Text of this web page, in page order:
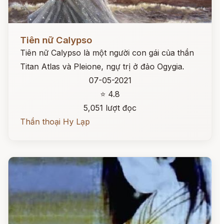
Tiên nữ Calypso
Tiên nữ Calypso là một người con gái của thần
Titan Atlas và Pleione, ngự trị ở đảo Ogygia.
07-05-2021
⭐ 4.8
5,051 lượt đọc
Thần thoại Hy Lạp